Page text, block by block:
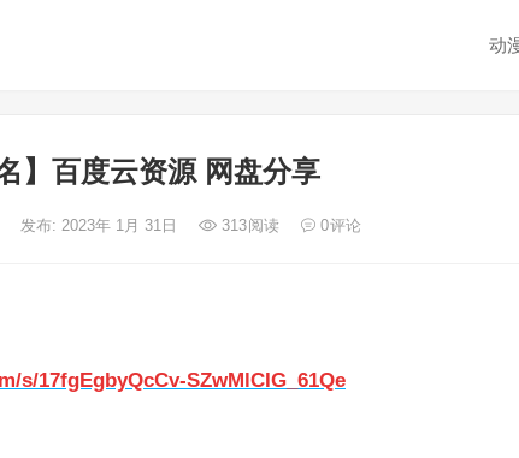
动
名】百度云资源 网盘分享
发布: 2023年 1月 31日 313阅读 0评论
s/17fgEgbyQcCv-SZwMlCIG_61Qe